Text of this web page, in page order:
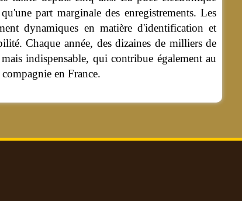
part marginale des enregistrements. Les
dynamiques en matière d'identification et
Chaque année, des dizaines de milliers de
indispensable, qui contribue également au
en France.